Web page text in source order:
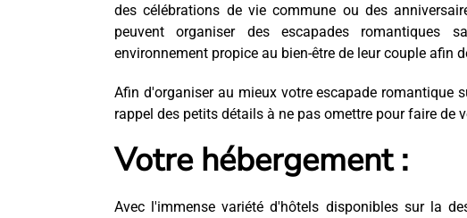
des célébrations de vie commune ou des
peuvent organiser des escapades romantiques
environnement propice au bien-être de leur couple afin
Afin d'organiser au mieux votre escapade romantique
rappel des petits détails à ne pas omettre pour faire de
Votre hébergement :
Avec l'immense variété d'hôtels disponibles sur la